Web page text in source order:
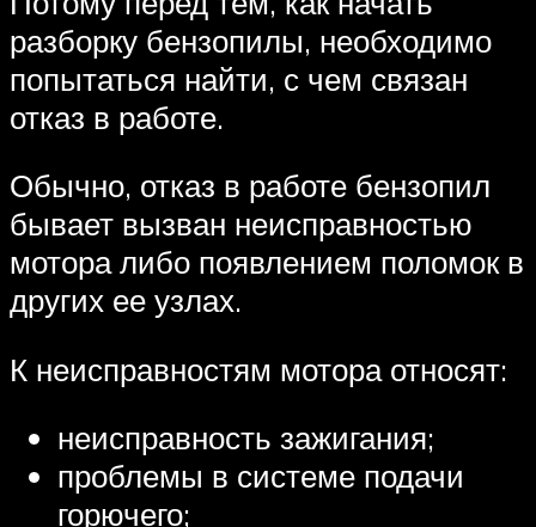
разборку бензопилы, необходимо
попытаться найти, с чем связан
отказ в работе.
Обычно, отказ в работе бензопил
бывает вызван неисправностью
мотора либо появлением поломок в
других ее узлах.
К неисправностям мотора относят:
неисправность зажигания;
проблемы в системе подачи
горючего;